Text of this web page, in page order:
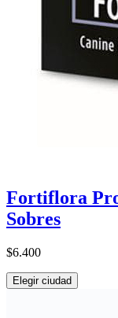
Fortiflora
Sobres
$6.400
Elegir ciudad